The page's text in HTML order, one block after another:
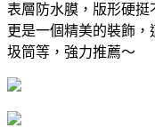
表層防水膜，版形硬
更是一個精美的裝飾
圾筒等，強力推薦～